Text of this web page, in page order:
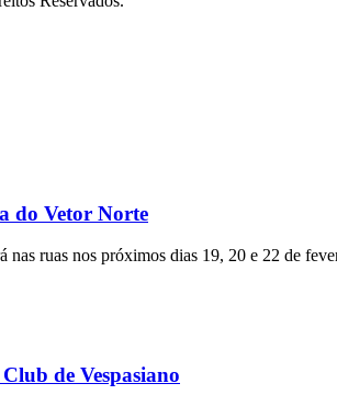
do Vetor Norte
ruas nos próximos dias 19, 20 e 22 de
de Vespasiano